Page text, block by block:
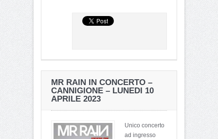
MR RAIN IN CONCERTO –
CANNIGIONE – LUNEDI 10
APRILE 2023
Unico concerto
ad ingresso